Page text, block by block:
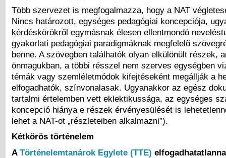
Több szervezet is megfogalmazza, hogy a NAT
Nincs határozott, egységes pedagógiai koncepciója,
kérdéskörökről egymásnak élesen ellentmondó
gyakorlati pedagógiai paradigmáknak megfelelő
benne. A szövegben találhatók olyan elkülönült részek,
önmagukban, a többi résszel nem szerves egységben
témák vagy szemléletmódok kifejtéseként megállják a
elfogadhatók, színvonalasak. Ugyanakkor az egész
tartalmi értelemben vett eklektikussága, az egységes
koncepció hiánya e részek érvényesülését is
lehet a NAT-ot „részleteiben alkalmazni”).
Kétkörös történelem
A Történelemtanárok Egylete (TTE)